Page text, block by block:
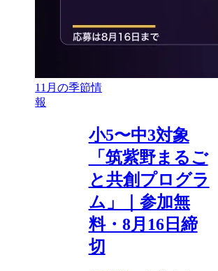
11月の季節情
報
小5〜中3対象
「筑紫野まるご
と共創プログラ
ム」｜参加無
料・8月16日締
切